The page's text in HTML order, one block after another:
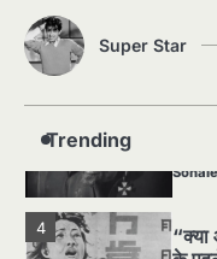
Super Star
Trending
2
पसीने
3
जब
The